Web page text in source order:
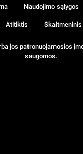
jos patronuojamosios
saugomos.
Naudojimo sąlygos
Atitiktis